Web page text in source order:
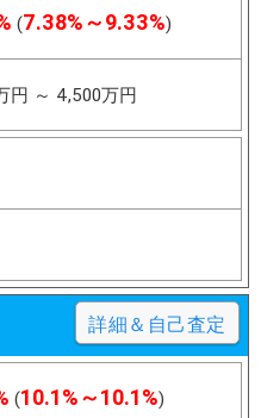
(7.38%～9.33%)
円 ～ 4,500万円
詳細＆自己査定
(10.1%～10.1%)